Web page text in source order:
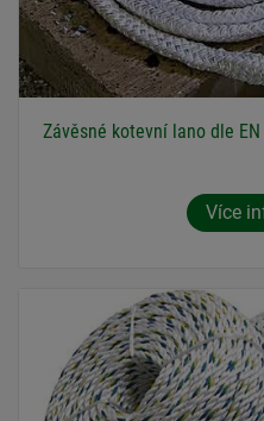
Závěsné kotevní lano dle
Více